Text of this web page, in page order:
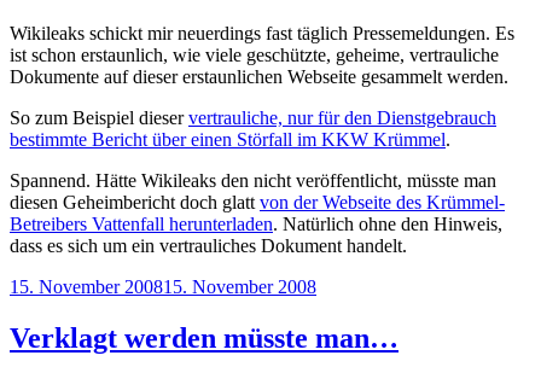
Wikileaks schickt mir neuerdings fast täglich Pressemeldungen. Es
ist schon erstaunlich, wie viele geschützte, geheime, vertrauliche
Dokumente auf dieser erstaunlichen Webseite gesammelt werden.
So zum Beispiel dieservertrauliche, nur für den Dienstgebrauch
bestimmte Bericht über einen Störfall im KKW Krümmel.
Spannend. Hätte Wikileaks den nicht veröffentlicht, müsste man
diesen Geheimbericht doch glatt von der Webseite des Krümmel-
Betreibers Vattenfall herunterladen. Natürlich ohne den Hinweis,
dass es sich um ein vertrauliches Dokument handelt.
Veröffentlicht
15. November 200815. November 2008
Verklagt werden müsste man…